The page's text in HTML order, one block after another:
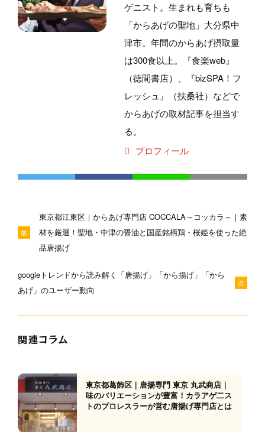
ゲニスト。生まれも育ちも
「からあげの聖地」大分県中
津市。年間のからあげ摂取量
は300食以上。『食楽web』
（徳間書店）、『bizSPA！フ
レッシュ』（扶桑社）などで
からあげの取材記事を担当す
る。
プロフィール
前
東京都江東区｜からあげ専門店 COCCALA～コッカラ～｜素
材を厳選！聖地・中津の醤油と国産銘柄鶏・桜姫を使った絶
品唐揚げ
googleトレンドから読み解く「唐揚げ」「から揚げ」「から
あげ」のユーザー動向
次
関連コラム
東京都葛飾区｜唐揚専門 東京 丸武商店｜
味のバリエーションが豊富！カラアゲ二ス
トのプロレスラーが営む唐揚げ専門店とは